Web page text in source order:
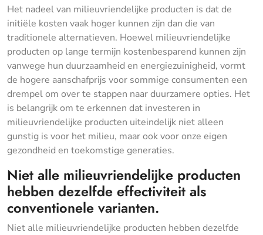
Het nadeel van milieuvriendelijke producten is dat de
initiële kosten vaak hoger kunnen zijn dan die van
traditionele alternatieven. Hoewel milieuvriendelijke
producten op lange termijn kostenbesparend kunnen zijn
vanwege hun duurzaamheid en energiezuinigheid, vormt
de hogere aanschafprijs voor sommige consumenten een
drempel om over te stappen naar duurzamere opties. Het
is belangrijk om te erkennen dat investeren in
milieuvriendelijke producten uiteindelijk niet alleen
gunstig is voor het milieu, maar ook voor onze eigen
gezondheid en toekomstige generaties.
Niet alle milieuvriendelijke producten
hebben dezelfde effectiviteit als
conventionele varianten.
Niet alle milieuvriendelijke producten hebben dezelfde